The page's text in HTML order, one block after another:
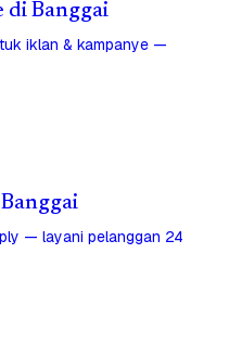
di Banggai
iklan & kampanye —
— layani pelanggan 24